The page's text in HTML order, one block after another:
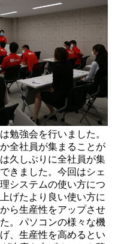
勉強会を行いました。
全社員が集まることが
久しぶりに全社員が集
きました。今回はシェ
システムの使い方につ
げたより良い使い方に
ら生産性をアップさせ
。パソコンの様々な機
、生産性を高めるとい